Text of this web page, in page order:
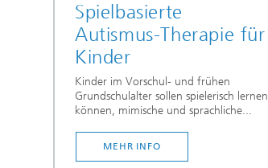
Spielbasierte
Autismus-Therapie für
Kinder
Kinder im Vorschul- und frühen
Grundschulalter sollen spielerisch lernen
können, mimische und sprachliche...
MEHR INFO